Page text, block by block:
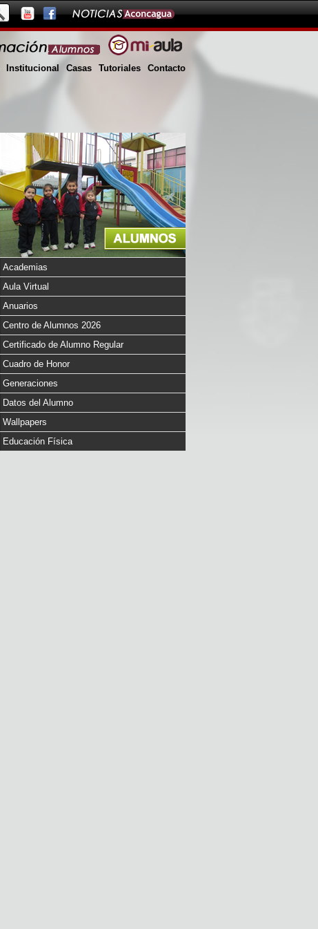
Institucional Casas Tutoriales Contacto
Academias
Aula Virtual
Anuarios
Centro de Alumnos 2026
Certificado de Alumno Regular
Cuadro de Honor
Generaciones
Datos del Alumno
Wallpapers
Educación Física